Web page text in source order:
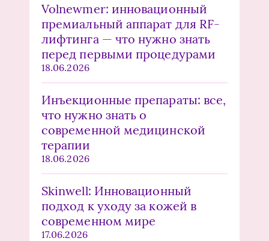
Volnewmer: инновационный
премиальный аппарат для RF-
лифтинга — что нужно знать
перед первыми процедурами
18.06.2026
Инъекционные препараты: все,
что нужно знать о
современной медицинской
терапии
18.06.2026
Skinwell: Инновационный
подход к уходу за кожей в
современном мире
17.06.2026